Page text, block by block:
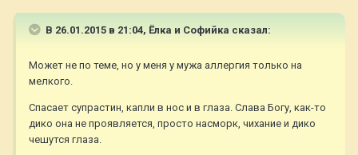
В 26.01.2015 в 21:04, Ёлка и Софийка сказал:
Может не по теме, но у меня у мужа аллергия только на
мелкого.
Спасает супрастин, капли в нос и в глаза. Слава Богу, как-то
дико она не проявляется, просто насморк, чихание и дико
чешутся глаза.